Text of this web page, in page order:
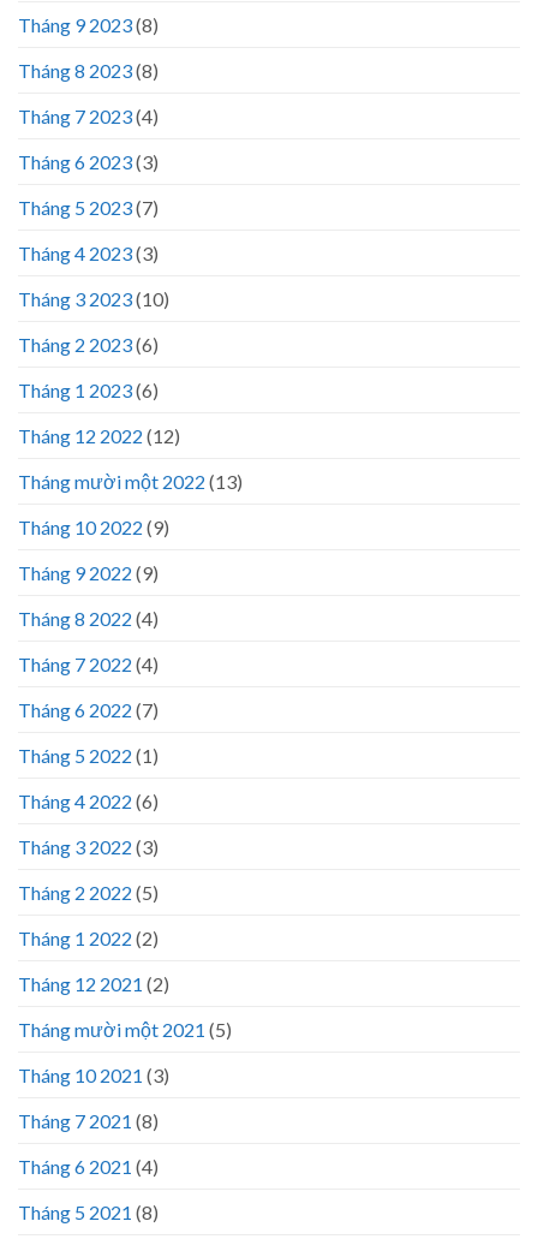
Tháng 9 2023(8)
Tháng 8 2023(8)
Tháng 7 2023(4)
Tháng 6 2023(3)
Tháng 5 2023(7)
Tháng 4 2023(3)
Tháng 3 2023(10)
Tháng 2 2023(6)
Tháng 1 2023(6)
Tháng 12 2022 (12)
Tháng mười một 2022 (13)
Tháng 10 2022 (9)
Tháng 9 2022 (9)
Tháng 8 2022 (4)
Tháng 7 2022 (4)
Tháng 6 2022 (7)
Tháng 5 2022 (1)
Tháng 4 2022 (6)
Tháng 3 2022 (3)
Tháng 2 2022 (5)
Tháng 1 2022 (2)
Tháng 12 2021 (2)
Tháng mười một 2021 (5)
Tháng 10 2021 (3)
Tháng 7 2021 (8)
Tháng 6 2021 (4)
Tháng 5 2021 (8)